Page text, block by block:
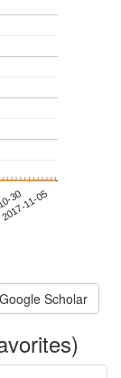
30
2017-11-05
Google Scholar